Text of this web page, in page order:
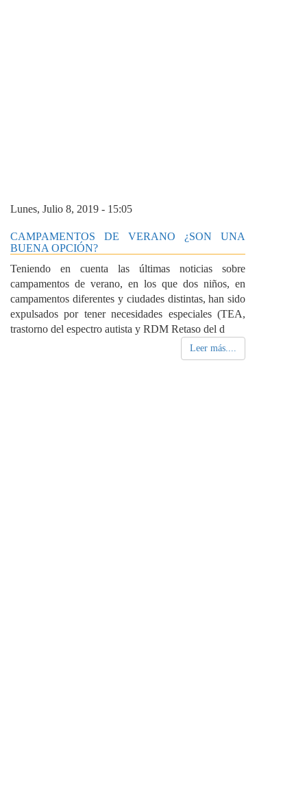
Lunes, Julio 8, 2019 - 15:05
CAMPAMENTOS DE VERANO ¿SON UNA
BUENA OPCIÓN?
Teniendo en cuenta las últimas noticias sobre
campamentos de verano, en los que dos niños, en
campamentos diferentes y ciudades distintas, han sido
expulsados por tener necesidades especiales (TEA,
trastorno del espectro autista y RDM Retaso del d
Leer más....